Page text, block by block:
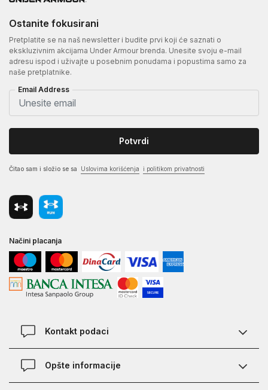
Ostanite fokusirani
Pretplatite se na naš newsletter i budite prvi koji će saznati o
ekskluzivnim akcijama Under Armour brenda. Unesite svoju e-mail
adresu ispod i uživajte u posebnim ponudama i popustima samo za
naše pretplatnike.
Email Address
Potvrdi
Čitao sam i složio se sa Uslovima korišćenja i politikom privatnosti
Načini placanja
Kontakt podaci
Chat
Opšte informacije